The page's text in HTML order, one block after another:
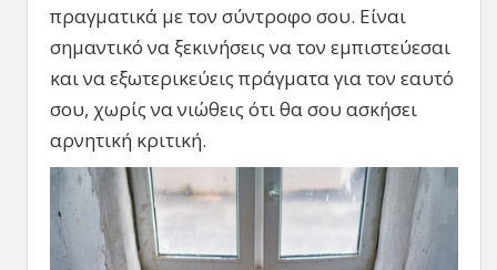
πραγματικά με τον σύντροφο σου. Είναι
σημαντικό να ξεκινήσεις να τον εμπιστεύεσαι
και να εξωτερικεύεις πράγματα για τον εαυτό
σου, χωρίς να νιώθεις ότι θα σου ασκήσει
αρνητική κριτική.